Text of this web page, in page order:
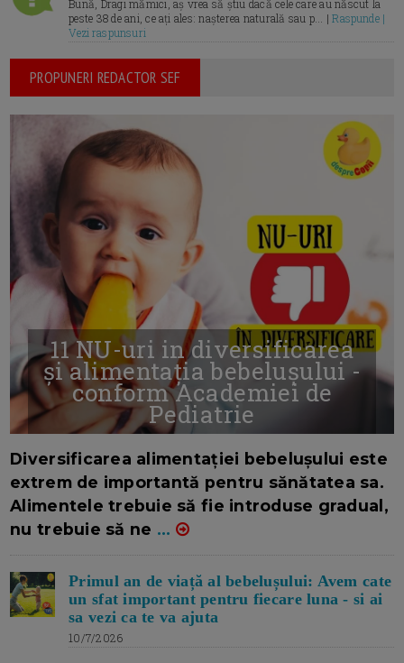
Bună, Dragi mămici, aș vrea să știu dacă cele care au născut la
peste 38 de ani, ce ați ales: nașterea naturală sau p... |Raspunde |
Vezi raspunsuri
PROPUNERI REDACTOR SEF
11 NU-uri in diversificarea
și alimentația bebelușului -
conform Academiei de
Pediatrie
Diversificarea alimentației bebelușului este
extrem de importantă pentru sănătatea sa.
Alimentele trebuie să fie introduse gradual,
nu trebuie să ne ...
Primul an de viață al bebelușului: Avem cate
un sfat important pentru fiecare luna - si ai
sa vezi ca te va ajuta
10/7/2026